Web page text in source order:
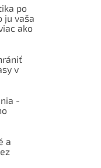
po
ju vaša
ako
v
-
a